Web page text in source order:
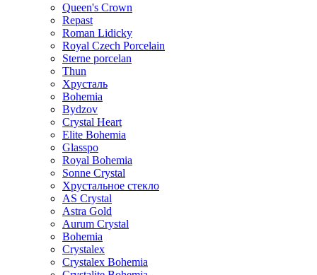
Queen's Crown
Repast
Roman Lidicky
Royal Czech Porcelain
Sterne porcelan
Thun
Хрусталь
Bohemia
Bydzov
Crystal Heart
Elite Bohemia
Glasspo
Royal Bohemia
Sonne Crystal
Хрустальное стекло
AS Crystal
Astra Gold
Aurum Crystal
Bohemia
Crystalex
Crystalex Bohemia